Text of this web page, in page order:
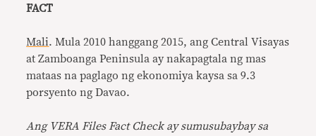
FACT
Mali. Mula 2010 hanggang 2015, ang Central Visayas
at Zamboanga Peninsula ay nakapagtala ng mas
mataas na paglago ng ekonomiya kaysa sa 9.3
porsyento ng Davao.
Ang VERA Files Fact Check ay sumusubaybay sa